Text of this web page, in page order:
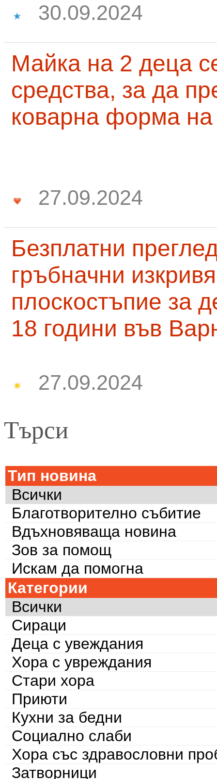
30.09.2024
Майка на 2 деца
средства, за да
коварна форма на
27.09.2024
Безплатни
гръбначни
плоскостъпие за
18 години във
27.09.2024
Търси
Тип новина
Всички
Благотворително събитие
Вдъхновяваща новина
Зов за помощ
Искам да помогна
Категории
Всички
Сираци
Деца с увеждания
Хора с увреждания
Стари хора
Приюти
Кухни за бедни
Социално слаби
Хора със здравословни
Затворници